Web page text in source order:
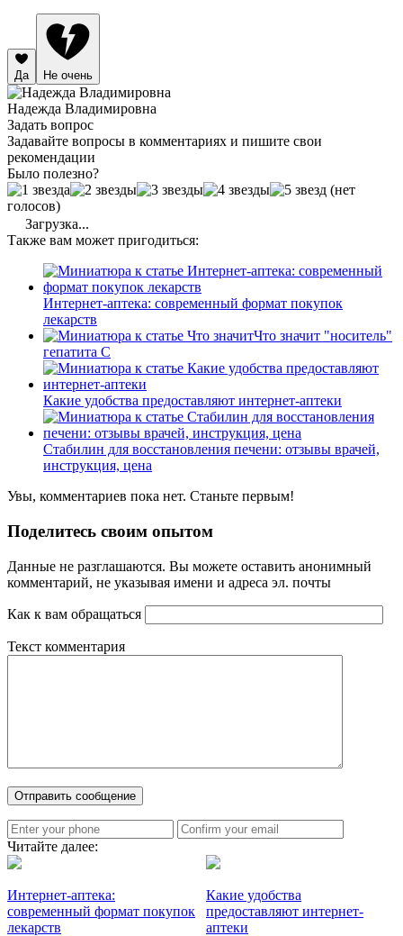
Да Не очень
Надежда Владимировна
Задать вопрос
Задавайте вопросы в комментариях и пишите свои
рекомендации
Было полезно?
(нет
голосов)
Загрузка...
Также вам может пригодиться:
Интернет-аптека: современный формат покупок
лекарств
Что значит "носитель"
гепатита С
Какие удобства предоставляют интернет-аптеки
Стабилин для восстановления печени: отзывы врачей,
инструкция, цена
Увы, комментариев пока нет. Станьте первым!
Поделитесь своим опытом
Данные не разглашаются. Вы можете оставить анонимный
комментарий, не указывая имени и адреса эл. почты
Как к вам обращаться
Текст комментария
Читайте далее:
Интернет-аптека:
современный формат покупок
лекарств
Какие удобства
предоставляют интернет-
аптеки